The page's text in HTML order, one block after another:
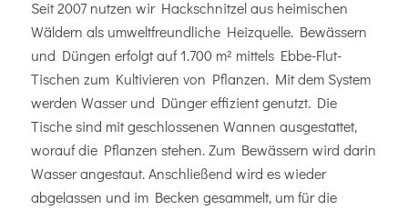
Seit 2007 nutzen wir Hackschnitzel aus heimischen
Wäldern als umweltfreundliche Heizquelle. Bewässern
und Düngen erfolgt auf 1.700 m² mittels Ebbe-Flut-
Tischen zum Kultivieren von Pflanzen. Mit dem System
werden Wasser und Dünger effizient genutzt. Die
Tische sind mit geschlossenen Wannen ausgestattet,
worauf die Pflanzen stehen. Zum Bewässern wird darin
Wasser angestaut. Anschließend wird es wieder
abgelassen und im Becken gesammelt, um für die